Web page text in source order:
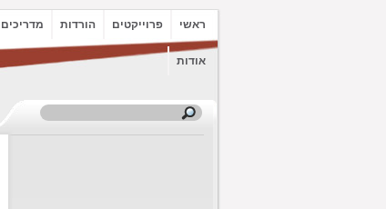
ראשי פרוייקטים הורדות מדריכים
אודות